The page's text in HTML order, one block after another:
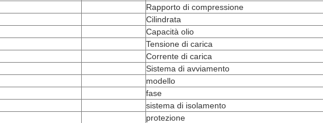
Rapporto di compressione
Cilindrata
Capacità olio
Tensione di carica
Corrente di carica
Sistema di avviamento
modello
fase
sistema di isolamento
protezione